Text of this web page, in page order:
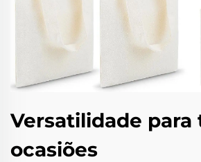
Versatilidade para
ocasiões